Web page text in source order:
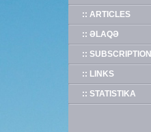
:: ARTICLES
:: ƏLAQƏ
:: SUBSCRIPTION
:: LINKS
:: STATISTIKA